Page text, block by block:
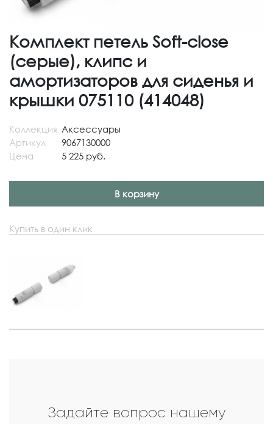
Комплект петель Soft-close
(серые), клипс и
амортизаторов для сиденья и
крышки 075110 (414048)
Коллекция Аксессуары
Артикул
9067130000
Цена
5 225 руб.
В корзину
Купить в один клик
Задайте вопрос нашему